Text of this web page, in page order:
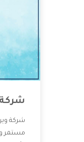
شركة
شركة
مستمر